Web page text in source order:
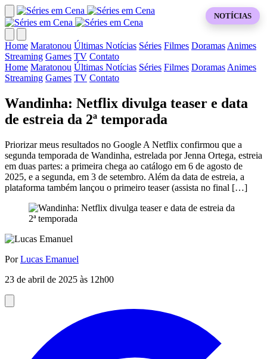
Home Maratonou Últimas Notícias Séries Filmes Doramas Animes
Streaming Games TV Contato
Home Maratonou Últimas Notícias Séries Filmes Doramas Animes
Streaming Games TV Contato
Wandinha: Netflix divulga teaser e data
de estreia da 2ª temporada
Priorizar meus resultados no Google A Netflix confirmou que a
segunda temporada de Wandinha, estrelada por Jenna Ortega, estreia
em duas partes: a primeira chega ao catálogo em 6 de agosto de
2025, e a segunda, em 3 de setembro. Além da data de estreia, a
plataforma também lançou o primeiro teaser (assista no final […]
NOTÍCIAS
PorLucas Emanuel
23 de abril de 2025 às 12h00